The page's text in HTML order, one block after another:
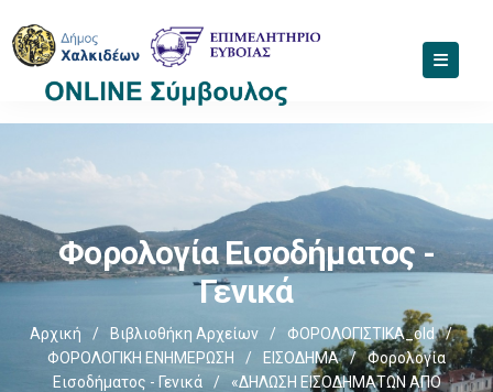
Φορολογία Εισοδήματος -
Γενικά
Αρχική / Βιβλιοθήκη Αρχείων / ΦΟΡΟΛΟΓΙΣΤΙΚΑ_old
/
ΦΟΡΟΛΟΓΙΚΗ ΕΝΗΜΕΡΩΣΗ
/ ΕΙΣΟΔΗΜΑ /
Φορολογία
Εισοδήματος - Γενικά
/
«ΔΗΛΩΣΗ ΕΙΣΟΔΗΜΑΤΩΝ ΑΠΟ